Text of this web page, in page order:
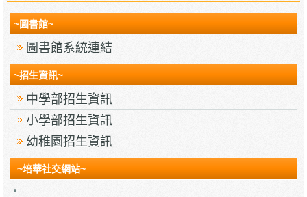
~圖書館~
圖書館系統連結
~招生資訊~
中學部招生資訊
小學部招生資訊
幼稚園招生資訊
~培華社交網站~